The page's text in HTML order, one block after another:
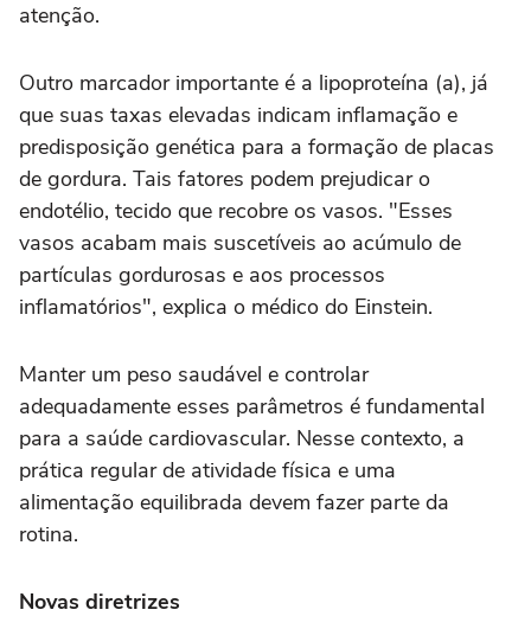
atenção.
Outro marcador importante é a lipoproteína (a), já
que suas taxas elevadas indicam inflamação e
predisposição genética para a formação de placas
de gordura. Tais fatores podem prejudicar o
endotélio, tecido que recobre os vasos. "Esses
vasos acabam mais suscetíveis ao acúmulo de
partículas gordurosas e aos processos
inflamatórios", explica o médico do Einstein.
Manter um peso saudável e controlar
adequadamente esses parâmetros é fundamental
para a saúde cardiovascular. Nesse contexto, a
prática regular de atividade física e uma
alimentação equilibrada devem fazer parte da
rotina.
Novas diretrizes